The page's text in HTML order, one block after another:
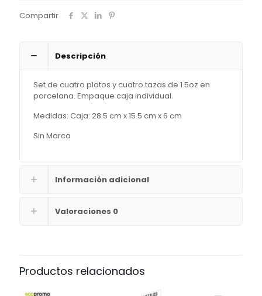
Compartir
Descripción
Set de cuatro platos y cuatro tazas de 1.5oz en
porcelana. Empaque caja individual.
Medidas: Caja: 28.5 cm x 15.5 cm x 6 cm
Sin Marca
Información adicional
Valoraciones 0
Productos relacionados